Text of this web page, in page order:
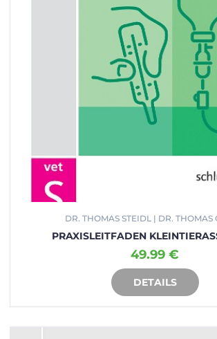
DR. THOMAS STEIDL | DR. THOMAS
PRAXISLEITFADEN
49.99 €
DETAILS
IN DEN WARENKORB